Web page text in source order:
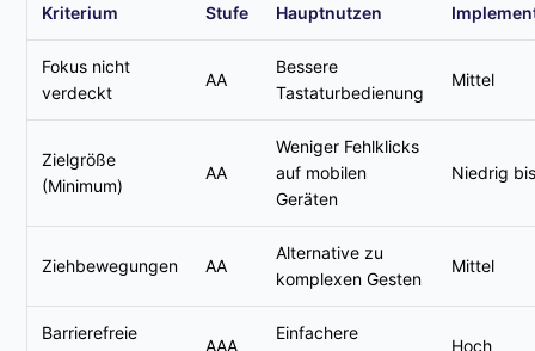
Kriterium Stufe Hauptnutzen
Fokus nicht
verdeckt
AA
Bessere
Tastaturbedienung
Mittel
Zielgröße
(Minimum)
AA
Weniger Fehlklicks
auf mobilen
Geräten
Niedrig
Ziehbewegungen AA
Alternative zu
komplexen Gesten
Mittel
Barrierefreie
AAA
Einfachere
Hoch